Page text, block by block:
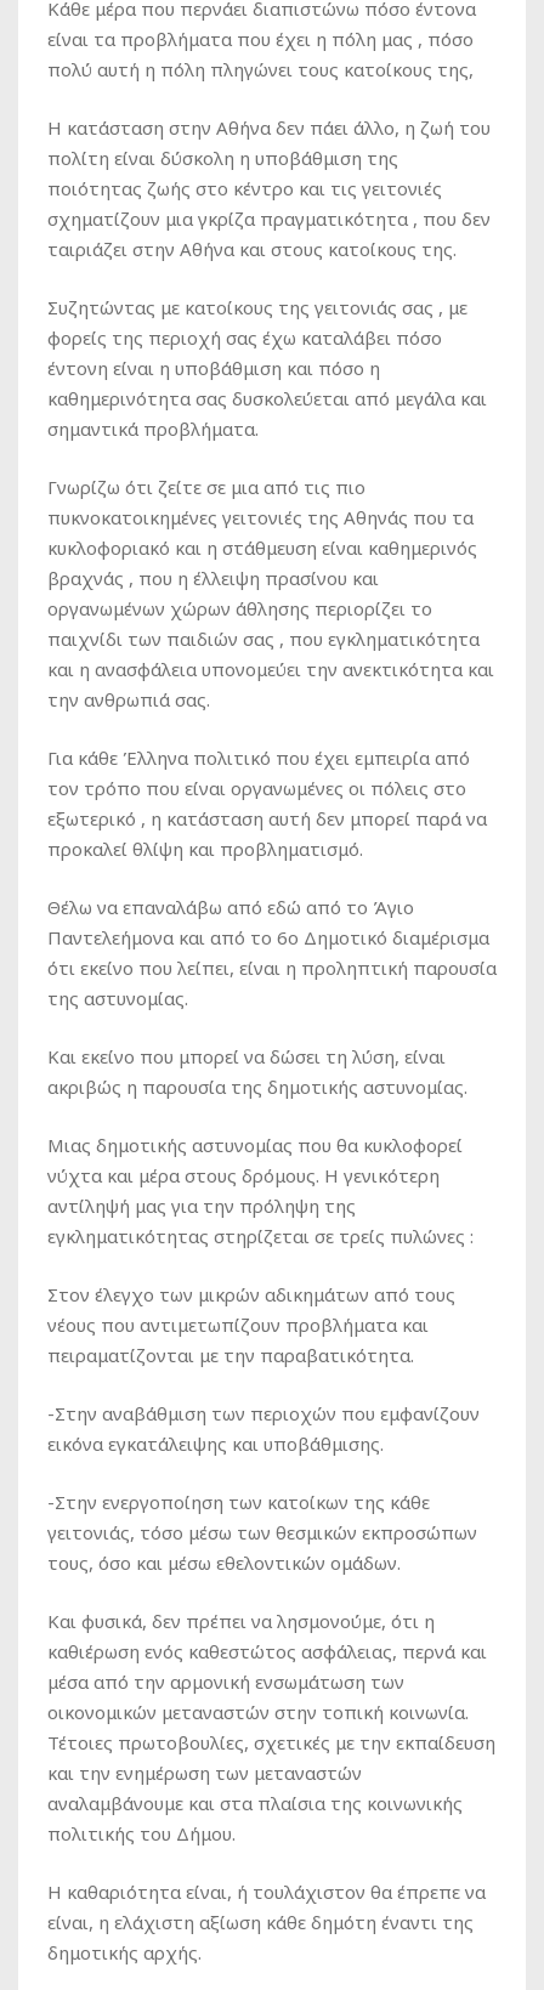
Κάθε μέρα που περνάει διαπιστώνω πόσο έντονα
είναι τα προβλήματα που έχει η πόλη μας , πόσο
πολύ αυτή η πόλη πληγώνει τους κατοίκους της,
H κατάσταση στην Αθήνα δεν πάει άλλο, η ζωή του
πολίτη είναι δύσκολη η υποβάθμιση της
ποιότητας ζωής στο κέντρο και τις γειτονιές
σχηματίζουν μια γκρίζα πραγματικότητα , που δεν
ταιριάζει στην Αθήνα και στους κατοίκους της.
Συζητώντας με κατοίκους της γειτονιάς σας , με
φορείς της περιοχή σας έχω καταλάβει πόσο
έντονη είναι η υποβάθμιση και πόσο η
καθημερινότητα σας δυσκολεύεται από μεγάλα και
σημαντικά προβλήματα.
Γνωρίζω ότι ζείτε σε μια από τις πιο
πυκνοκατοικημένες γειτονιές της Αθηνάς που τα
κυκλοφοριακό και η στάθμευση είναι καθημερινός
βραχνάς , που η έλλειψη πρασίνου και
οργανωμένων χώρων άθλησης περιορίζει το
παιχνίδι των παιδιών σας , που εγκληματικότητα
και η ανασφάλεια υπονομεύει την ανεκτικότητα και
την ανθρωπιά σας.
Για κάθε Έλληνα πολιτικό που έχει εμπειρία από
τον τρόπο που είναι οργανωμένες οι πόλεις στο
εξωτερικό , η κατάσταση αυτή δεν μπορεί παρά να
προκαλεί θλίψη και προβληματισμό.
Θέλω να επαναλάβω από εδώ από το Άγιο
Παντελεήμονα και από το 6ο Δημοτικό διαμέρισμα
ότι εκείνο που λείπει, είναι η προληπτική παρουσία
της αστυνομίας.
Και εκείνο που μπορεί να δώσει τη λύση, είναι
ακριβώς η παρουσία της δημοτικής αστυνομίας.
Μιας δημοτικής αστυνομίας που θα κυκλοφορεί
νύχτα και μέρα στους δρόμους. Η γενικότερη
αντίληψή μας για την πρόληψη της
εγκληματικότητας στηρίζεται σε τρείς πυλώνες :
Στον έλεγχο των μικρών αδικημάτων από τους
νέους που αντιμετωπίζουν προβλήματα και
πειραματίζονται με την παραβατικότητα.
-Στην αναβάθμιση των περιοχών που εμφανίζουν
εικόνα εγκατάλειψης και υποβάθμισης.
-Στην ενεργοποίηση των κατοίκων της κάθε
γειτονιάς, τόσο μέσω των θεσμικών εκπροσώπων
τους, όσο και μέσω εθελοντικών ομάδων.
Και φυσικά, δεν πρέπει να λησμονούμε, ότι η
καθιέρωση ενός καθεστώτος ασφάλειας, περνά και
μέσα από την αρμονική ενσωμάτωση των
οικονομικών μεταναστών στην τοπική κοινωνία.
Τέτοιες πρωτοβουλίες, σχετικές με την εκπαίδευση
και την ενημέρωση των μεταναστών
αναλαμβάνουμε και στα πλαίσια της κοινωνικής
πολιτικής του Δήμου.
Η καθαριότητα είναι, ή τουλάχιστον θα έπρεπε να
είναι, η ελάχιστη αξίωση κάθε δημότη έναντι της
δημοτικής αρχής.